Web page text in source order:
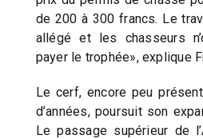
de 200 à 300 francs. Le
allégé et les chasseurs
payer le trophée», explique
Le cerf, encore peu
d’années, poursuit son
Le passage supérieur de